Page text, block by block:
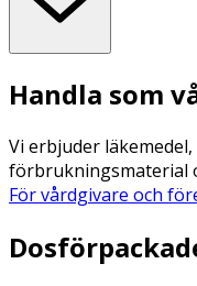
Handla som
Vi erbjuder
förbrukningsmaterial
För vårdgivare och